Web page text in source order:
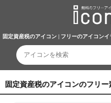
固定資産税のアイコン | フリーのアイコン
固定資産税のアイコンのフリ